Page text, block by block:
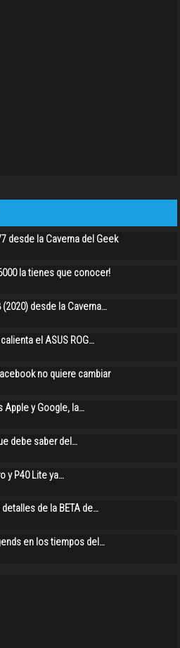
desde la Caverna del Geek
la tienes que conocer!
(2020) desde la Caverna…
el ASUS ROG…
no quiere cambiar
Apple y Google, la…
debe saber del…
y P40 Lite ya…
de la BETA de…
en los tiempos del…